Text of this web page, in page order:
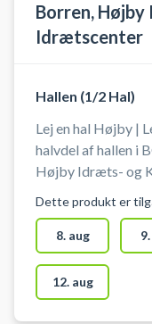
de store
Odsherred og
hallen.
Borren,
Idrætscenter
Hallen (1/2 Hal)
Lej en hal Højby |
halvdel af hallen i
Højby Idræts- og
kulturcentrets
Dette produkt er
8. aug
12. aug